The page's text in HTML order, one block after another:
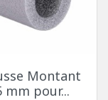
Montant
mm pour...